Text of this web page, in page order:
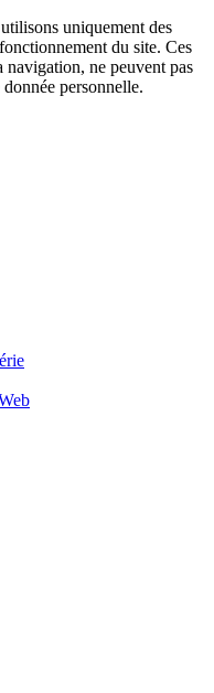
uniquement des
du site. Ces
navigation, ne peuvent pas
personnelle.